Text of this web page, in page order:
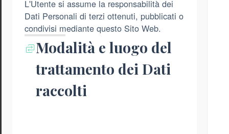
L'Utente si assume la responsabilità dei
Dati Personali di terzi ottenuti, pubblicati o
condivisi mediante questo Sito Web.
Modalità e luogo del
trattamento dei Dati
raccolti